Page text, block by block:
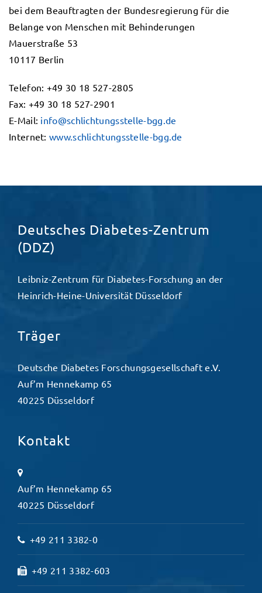
bei dem Beauftragten der Bundesregierung für die
Belange von Menschen mit Behinderungen
Mauerstraße 53
10117 Berlin
Telefon: +49 30 18 527-2805
Fax: +49 30 18 527-2901
E-Mail: info@schlichtungsstelle-bgg.de
Internet: www.schlichtungsstelle-bgg.de
Deutsches Diabetes-Zentrum
(DDZ)
Leibniz-Zentrum für Diabetes-Forschung an der
Heinrich-Heine-Universität Düsseldorf
Träger
Deutsche Diabetes Forschungsgesellschaft e.V.
Auf’m Hennekamp 65
40225 Düsseldorf
Kontakt
Auf’m Hennekamp 65
40225 Düsseldorf
+49 211 3382-0
+49 211 3382-603